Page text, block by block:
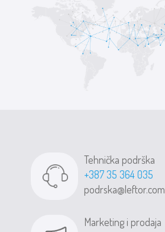
Tehnička podrška
+387 35 364 035
podrska@leftor.com
Marketing i prodaja